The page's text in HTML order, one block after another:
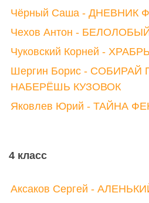
Чёрный Саша - ДНЕВНИК
Чехов Антон -
Чуковский Корней -
Шергин Борис -
НАБЕРЁШЬ КУЗОВОК
Яковлев Юрий - ТАЙНА
4 класс
Аксаков Сергей -